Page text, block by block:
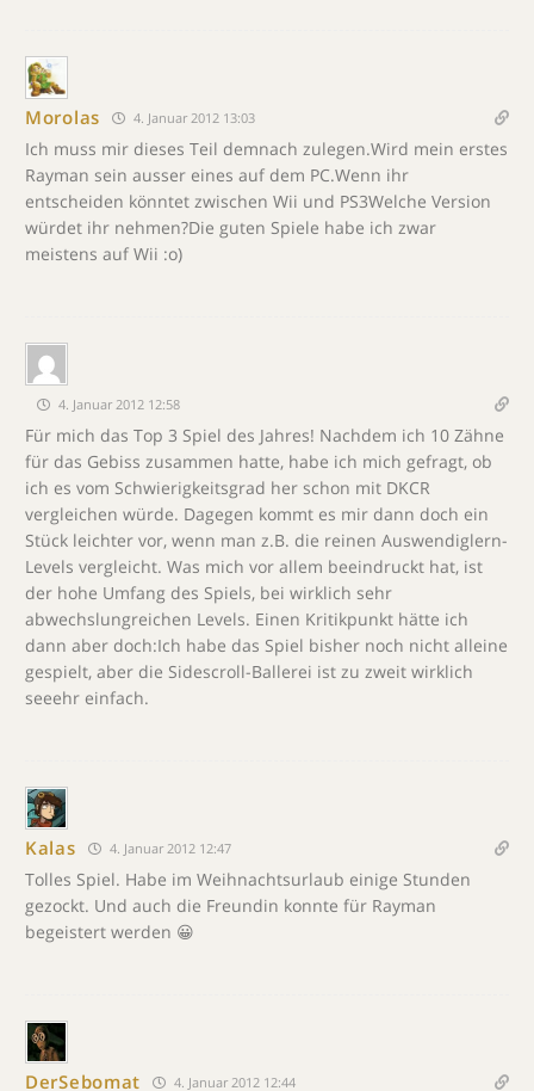
Morolas 4. Januar 2012 13:03
Ich muss mir dieses Teil demnach zulegen.Wird mein erstes
Rayman sein ausser eines auf dem PC.Wenn ihr
entscheiden könntet zwischen Wii und PS3Welche Version
würdet ihr nehmen?Die guten Spiele habe ich zwar
meistens auf Wii :o)
4. Januar 2012 12:58
Für mich das Top 3 Spiel des Jahres! Nachdem ich 10 Zähne
für das Gebiss zusammen hatte, habe ich mich gefragt, ob
ich es vom Schwierigkeitsgrad her schon mit DKCR
vergleichen würde. Dagegen kommt es mir dann doch ein
Stück leichter vor, wenn man z.B. die reinen Auswendiglern-
Levels vergleicht. Was mich vor allem beeindruckt hat, ist
der hohe Umfang des Spiels, bei wirklich sehr
abwechslungreichen Levels. Einen Kritikpunkt hätte ich
dann aber doch:Ich habe das Spiel bisher noch nicht alleine
gespielt, aber die Sidescroll-Ballerei ist zu zweit wirklich
seeehr einfach.
Kalas 4. Januar 2012 12:47
Tolles Spiel. Habe im Weihnachtsurlaub einige Stunden
gezockt. Und auch die Freundin konnte für Rayman
begeistert werden 😀
DerSebomat 4. Januar 2012 12:44